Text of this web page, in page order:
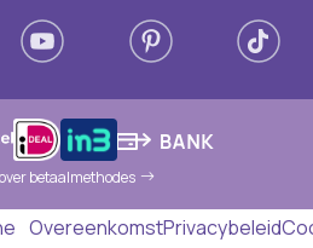
betaalmethodes
OvereenkomstPrivacybeleid